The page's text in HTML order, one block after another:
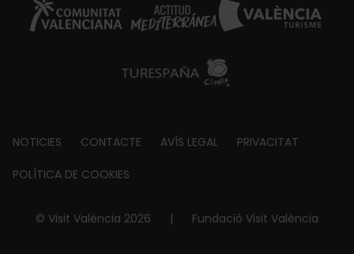
Footer
about
NOTICIES CONTACTE AVÍS LEGAL PRIVACITAT
POLÍTICA DE COOKIES
© Visit València 2026 | Fundació Visit València